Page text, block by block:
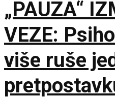
„PAUZA“
VEZE:
više ruše